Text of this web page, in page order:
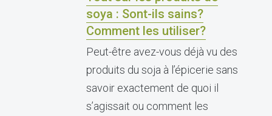
soya : Sont-ils sains?
Comment les utiliser?
Peut-être avez-vous déjà vu des
produits du soja à l’épicerie sans
savoir exactement de quoi il
s’agissait ou comment les